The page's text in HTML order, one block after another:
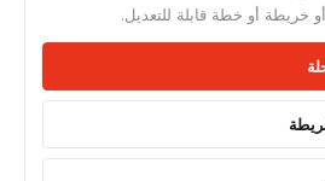
خريطة أو خطة قابلة للتعديل.